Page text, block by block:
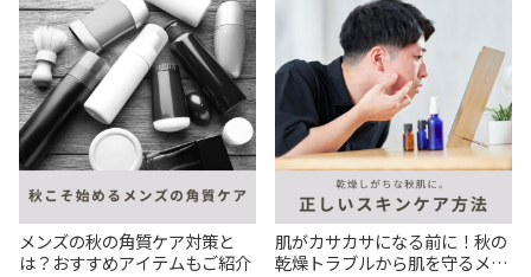
メンズの秋の角質ケア対策と
は？おすすめアイテムもご紹介
肌がカサカサになる前に！秋の
乾燥トラブルから肌を守るメン